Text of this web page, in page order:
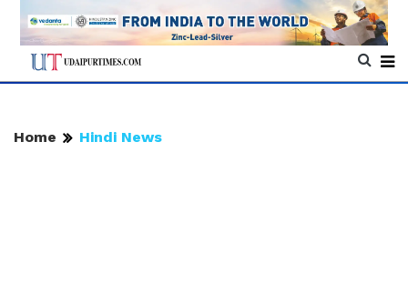
Home Hindi News